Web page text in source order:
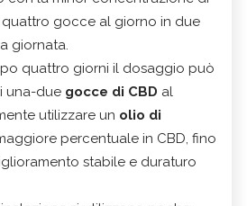
quattro gocce al giorno in due
giornata.
quattro giorni il dosaggio può
una-due gocce di CBD al
utilizzare un olio di
percentuale in CBD, fino
stabile e duraturo